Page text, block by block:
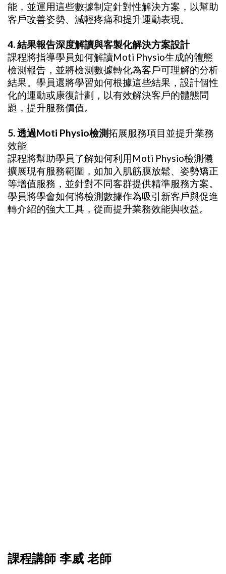
能，並運用這些數據制定針對性解決方案，以幫助
客戶改善姿勢、減輕疼痛和提升運動表現。
4. 結果報告深度解讀與客製化解決方案設計
課程將指導學員如何解讀Moti Physio生成的體態
檢測報告，並將檢測數據轉化為客戶可理解的分析
結果。學員還將學習如何根據這些結果，設計個性
化的運動或康復計劃，以有效解決客戶的體態問
題，提升服務價值。
5. 透過Moti Physio檢測拓展服務項目並提升業務
效能
課程將幫助學員了解如何利用Moti Physio檢測儀
擴展現有服務範圍，如加入肌筋膜放鬆、姿勢矯正
等增值服務，並針對不同客群提供精準服務方案。
學員將學會如何將檢測數據作為吸引新客戶與促進
轉介紹的強大工具，從而提升業務效能與收益。
課程講師 李威 老師